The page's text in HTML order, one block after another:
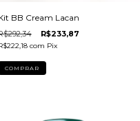
BB Cream Lacan
R$233,87
com Pix